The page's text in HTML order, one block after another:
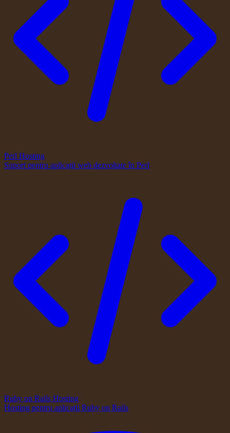
Perl Hosting
Suport pentru aplicații web dezvoltate în Perl
Ruby on Rails Hosting
Hosting pentru aplicații Ruby on Rails